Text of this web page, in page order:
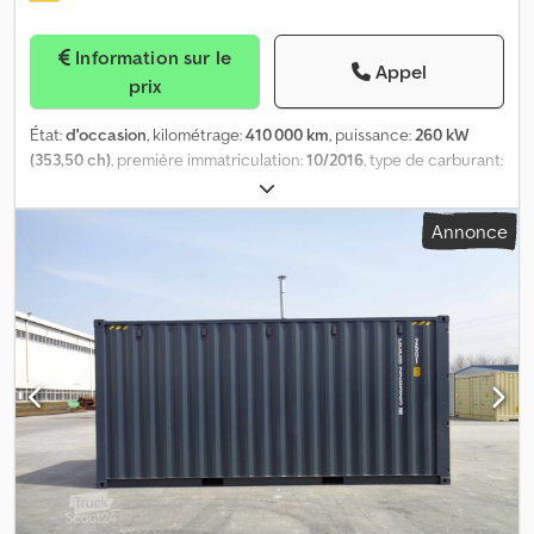
prix
Appel
État:d'occasion, kilométrage:410 000 km, puissance:260 kW
(353,50 ch), première immatriculation:10/2016, type de carburant:
, type d'engrenage:
classe d'émission:Euro 6, freins:retardeur, Année de
distance + 2 sièges rabattables + siège conducteur, tous les
sièges équipés de ceintures de sécurité, 30 places debout,
CLIMATISATION, système d’abaissement, système de levage et
d’abaissement, rampe rabattable, système LAWO à matrice 3 faces
avec panneau de commande SicmaControl, ABS, ASR, radio,
chauffage auxiliaire Webasto, 2 microphones, barres de maintien,
boutons de demande d’arrêt, poignées de maintien latérales sur
les sièges, emplacement pour poussette, vitrage double, 2
trappes de toit, Crjdezkykhspfx Aqxef porte 1 à simple battant,
porte 2 à double battant, tachygraphe numérique, FREIN
Annonce